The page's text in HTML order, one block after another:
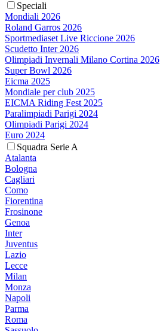
Speciali
Mondiali 2026
Roland Garros 2026
Sportmediaset Live Riccione 2026
Scudetto Inter 2026
Olimpiadi Invernali Milano Cortina 2026
Super Bowl 2026
Eicma 2025
Mondiale per club 2025
EICMA Riding Fest 2025
Paralimpiadi Parigi 2024
Olimpiadi Parigi 2024
Euro 2024
Squadra Serie A
Atalanta
Bologna
Cagliari
Como
Fiorentina
Frosinone
Genoa
Inter
Juventus
Lazio
Lecce
Milan
Monza
Napoli
Parma
Roma